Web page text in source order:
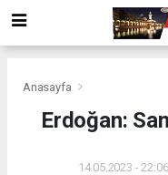
Anasayfa
Erdoğan:
14.05.2023 -